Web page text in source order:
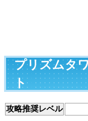
プリズムタ
ト
攻略推奨レベル